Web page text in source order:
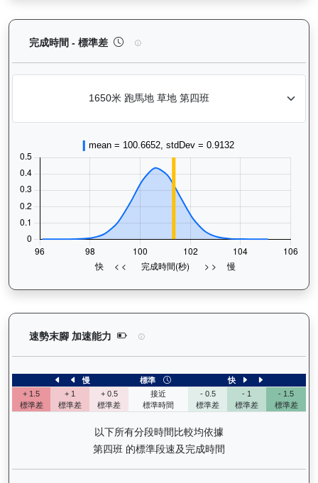
完成時間 - 標準差 領創動力（J058）— 完成時間標準差
速勢末腳 加速能力 領創動力（J058）— 速勢末腳加速能
慢 標準
快
+ 1.5
標準差
+ 1
標準差
+ 0.5
標準差
接近
標準時間
- 0.5
標準差
- 1
標準差
- 1.5
標準差
以下所有分段時間比較均依據
第四班 的標準段速及完成時間